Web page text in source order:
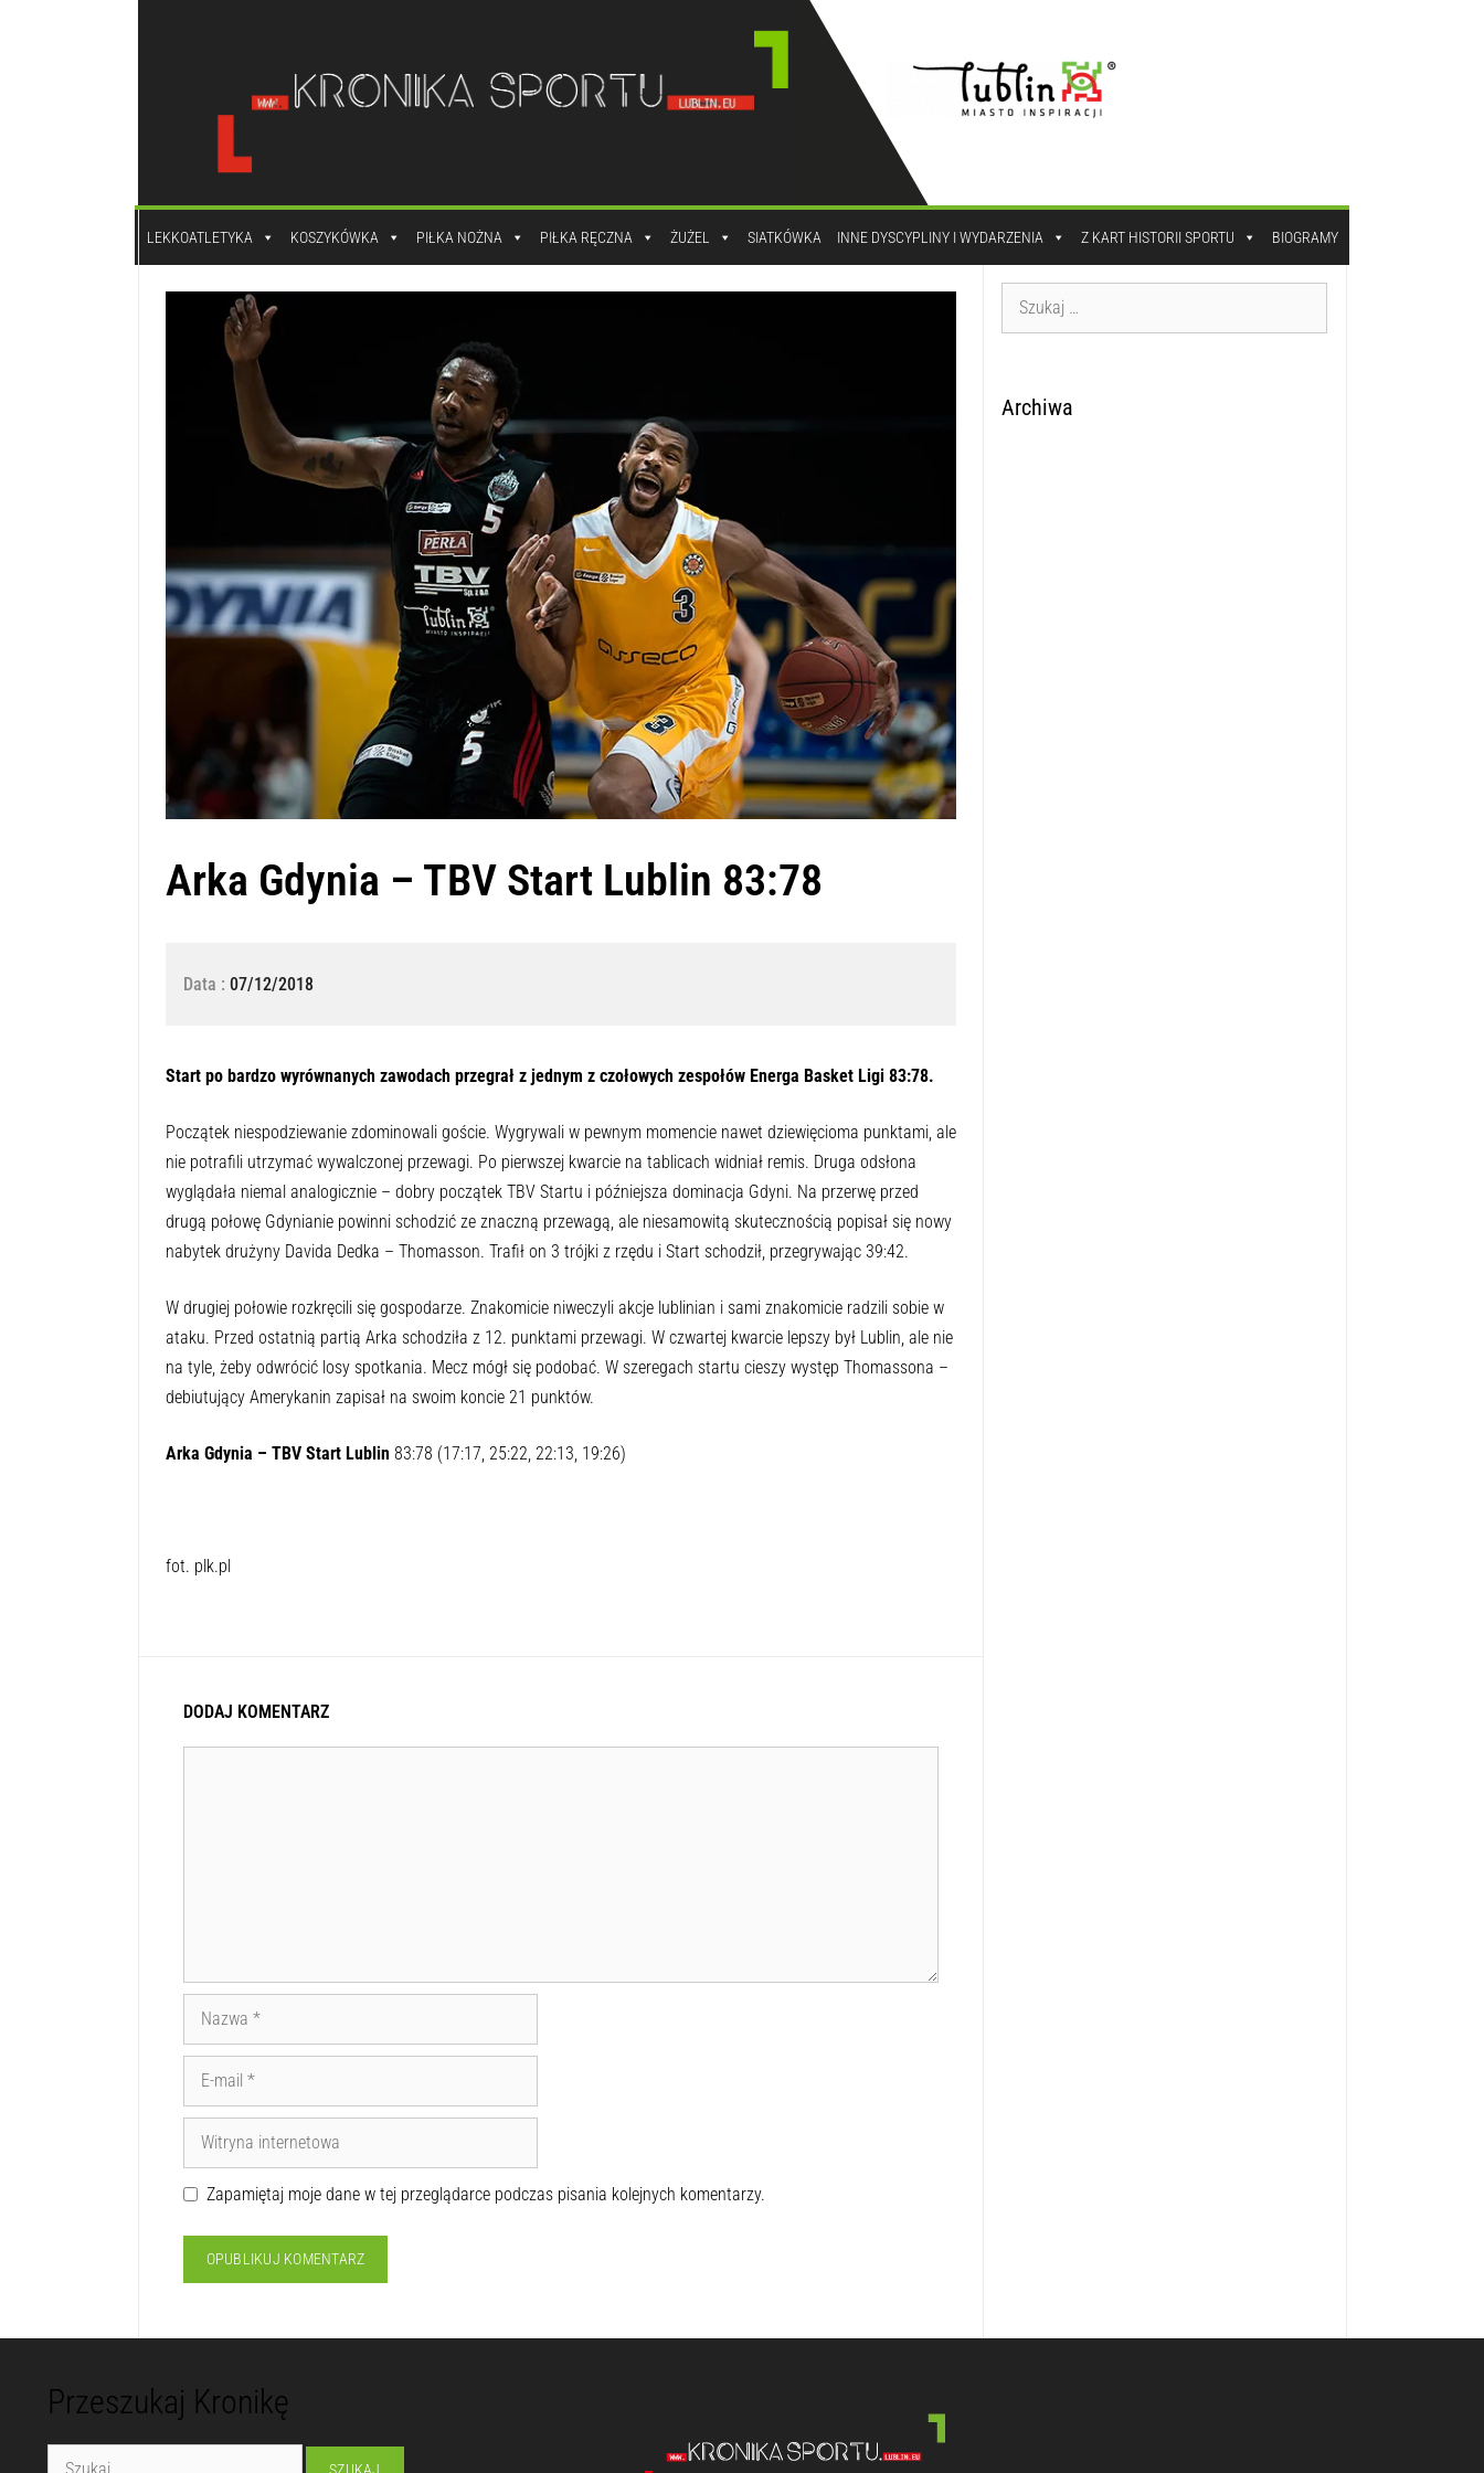
LEKKOATLETYKA KOSZYKÓWKA PIŁKA NOŻNA PIŁKA RĘCZNA ŻUŻEL SIATKÓWKA INNE DYSCYPLINY I WYDARZENIA Z KART HISTORII SPORTU BIOGRAMY
Arka Gdynia – TBV Start Lublin 83:78
Data : 07/12/2018
Start po bardzo wyrównanych zawodach przegrał z jednym z czołowych zespołów Energa Basket Ligi 83:78.
Początek niespodziewanie zdominowali goście. Wygrywali w pewnym momencie nawet dziewięcioma punktami, ale
nie potrafili utrzymać wywalczonej przewagi. Po pierwszej kwarcie na tablicach widniał remis. Druga odsłona
wyglądała niemal analogicznie – dobry początek TBV Startu i późniejsza dominacja Gdyni. Na przerwę przed
drugą połowę Gdynianie powinni schodzić ze znaczną przewagą, ale niesamowitą skutecznością popisał się nowy
nabytek drużyny Davida Dedka – Thomasson. Trafił on 3 trójki z rzędu i Start schodził, przegrywając 39:42.
W drugiej połowie rozkręcili się gospodarze. Znakomicie niweczyli akcje lublinian i sami znakomicie radzili sobie w
ataku. Przed ostatnią partią Arka schodziła z 12. punktami przewagi. W czwartej kwarcie lepszy był Lublin, ale nie
na tyle, żeby odwrócić losy spotkania. Mecz mógł się podobać. W szeregach startu cieszy występ Thomassona –
debiutujący Amerykanin zapisał na swoim koncie 21 punktów.
Arka Gdynia – TBV Start Lublin 83:78 (17:17, 25:22, 22:13, 19:26)
fot. plk.pl
DODAJ KOMENTARZ
Zapamiętaj moje dane w tej przeglądarce podczas pisania kolejnych komentarzy.
Archiwa
Przeszukaj Kronikę